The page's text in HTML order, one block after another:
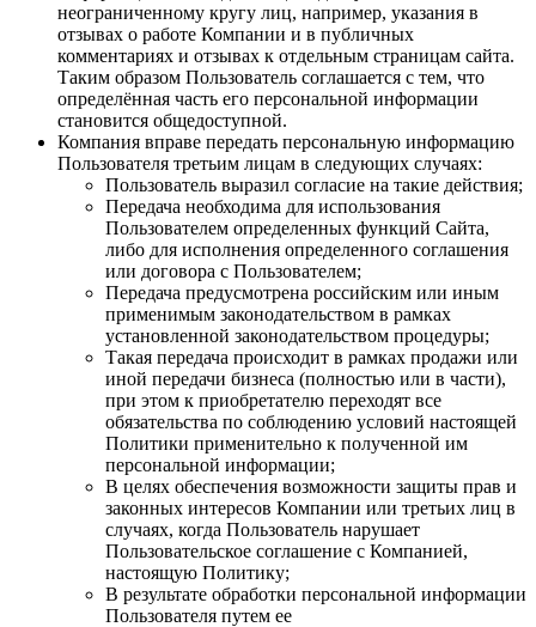
неограниченному кругу лиц, например, указания в
отзывах о работе Компании и в публичных
комментариях и отзывах к отдельным страницам сайта.
Таким образом Пользователь соглашается с тем, что
определённая часть его персональной информации
становится общедоступной.
Компания вправе передать персональную информацию
Пользователя третьим лицам в следующих случаях:
Пользователь выразил согласие на такие действия;
Передача необходима для использования
Пользователем определенных функций Сайта,
либо для исполнения определенного соглашения
или договора с Пользователем;
Передача предусмотрена российским или иным
применимым законодательством в рамках
установленной законодательством процедуры;
Такая передача происходит в рамках продажи или
иной передачи бизнеса (полностью или в части),
при этом к приобретателю переходят все
обязательства по соблюдению условий настоящей
Политики применительно к полученной им
персональной информации;
В целях обеспечения возможности защиты прав и
законных интересов Компании или третьих лиц в
случаях, когда Пользователь нарушает
Пользовательское соглашение с Компанией,
настоящую Политику;
В результате обработки персональной информации
Пользователя путем ее